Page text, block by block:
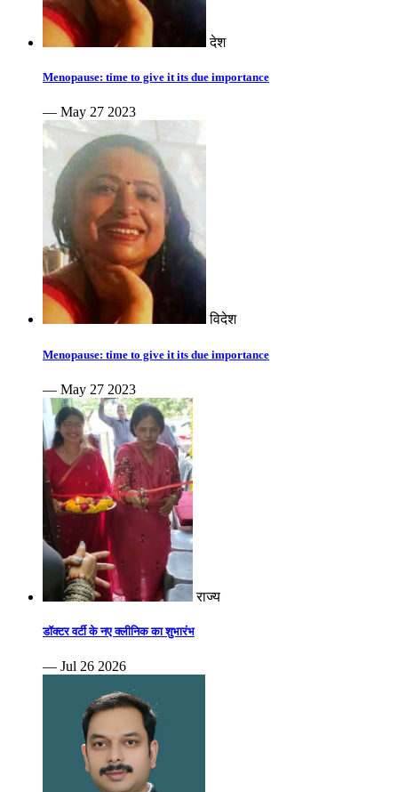
देश
Menopause: time to give it its due importance
— May 27 2023
विदेश
Menopause: time to give it its due importance
— May 27 2023
राज्य
डॉक्टर वर्टी के नए क्लीनिक का शुभारंभ
— Jul 26 2026